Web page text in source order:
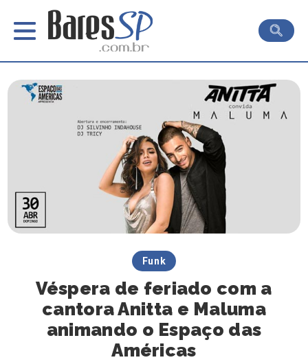
Funk
Véspera de feriado com a
cantora Anitta e Maluma
animando o Espaço das
Américas